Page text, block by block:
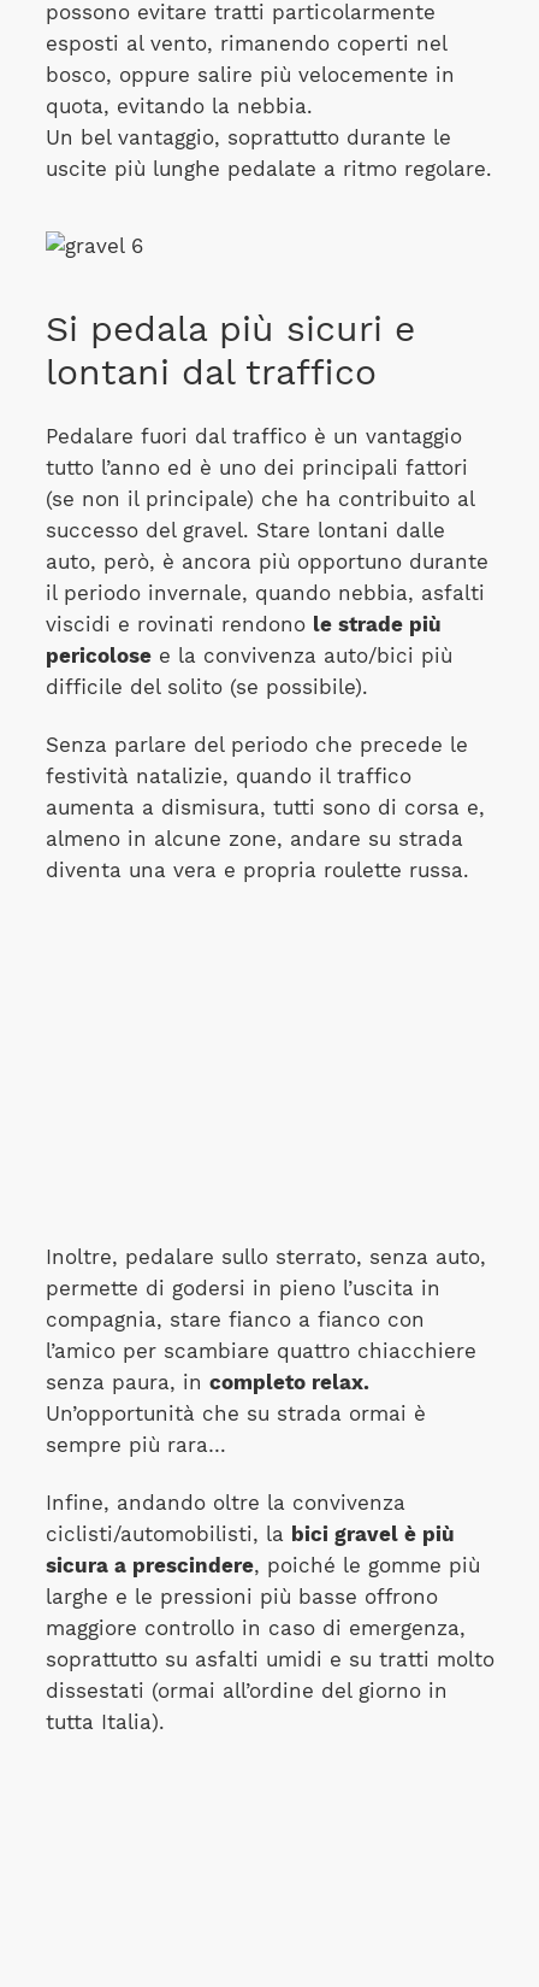
possono evitare tratti particolarmente
esposti al vento, rimanendo coperti nel
bosco, oppure salire più velocemente in
quota, evitando la nebbia.
Un bel vantaggio, soprattutto durante le
uscite più lunghe pedalate a ritmo regolare.
Si pedala più sicuri e
lontani dal traffico
Pedalare fuori dal traffico è un vantaggio
tutto l’anno ed è uno dei principali fattori
(se non il principale) che ha contribuito al
successo del gravel. Stare lontani dalle
auto, però, è ancora più opportuno durante
il periodo invernale, quando nebbia, asfalti
viscidi e rovinati rendono le strade più
pericolosee la convivenza auto/bici più
difficile del solito (se possibile).
Senza parlare del periodo che precede le
festività natalizie, quando il traffico
aumenta a dismisura, tutti sono di corsa e,
almeno in alcune zone, andare su strada
diventa una vera e propria roulette russa.
Inoltre, pedalare sullo sterrato, senza auto,
permette di godersi in pieno l’uscita in
compagnia, stare fianco a fianco con
l’amico per scambiare quattro chiacchiere
senza paura, in completo relax.
Un’opportunità che su strada ormai è
sempre più rara…
Infine, andando oltre la convivenza
ciclisti/automobilisti, la bici gravel è più
sicura a prescindere, poiché le gomme più
larghe e le pressioni più basse offrono
maggiore controllo in caso di emergenza,
soprattutto su asfalti umidi e su tratti molto
dissestati (ormai all’ordine del giorno in
tutta Italia).